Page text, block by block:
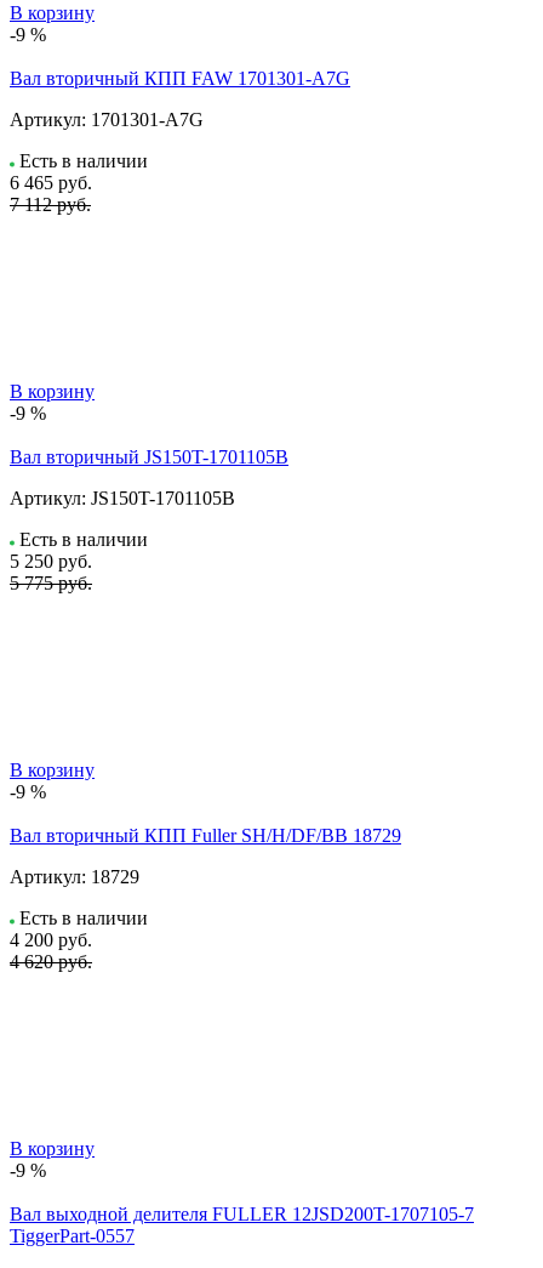
В корзину
-9 %
Вал вторичный КПП FAW 1701301-A7G
Артикул: 1701301-A7G
Есть в наличии
6 465 руб.
7 112 руб.
В корзину
-9 %
Вал вторичный JS150T-1701105B
Артикул: JS150T-1701105B
Есть в наличии
5 250 руб.
5 775 руб.
В корзину
-9 %
Вал вторичный КПП Fuller SH/H/DF/BB 18729
Артикул: 18729
Есть в наличии
4 200 руб.
4 620 руб.
В корзину
-9 %
Вал выходной делителя FULLER 12JSD200T-1707105-7
TiggerPart-0557